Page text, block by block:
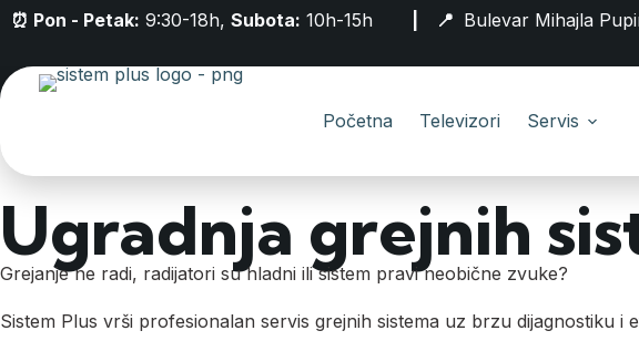
⏰ Pon - Petak: 9:30-18h, Subota: 10h-15h | 📍 Bulevar Mihajla
Početna Televizori Servis
Ugradnja grejnih
Grejanje ne radi, radijatori su hladni ili sistem pravi neobične zvuke?
Sistem Plus vrši profesionalan servis grejnih sistema uz brzu dijagnostiku